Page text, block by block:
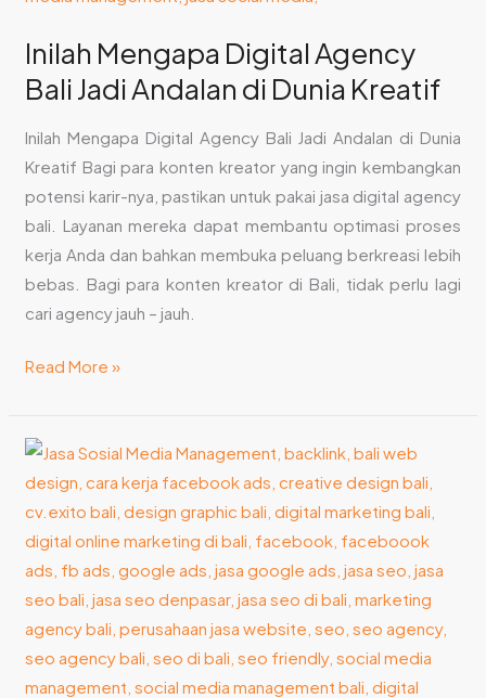
Inilah Mengapa Digital Agency
Bali Jadi Andalan di Dunia Kreatif
Inilah Mengapa Digital Agency Bali Jadi Andalan di Dunia
Kreatif Bagi para konten kreator yang ingin kembangkan
potensi karir-nya, pastikan untuk pakai jasa digital agency
bali. Layanan mereka dapat membantu optimasi proses
kerja Anda dan bahkan membuka peluang berkreasi lebih
bebas. Bagi para konten kreator di Bali, tidak perlu lagi
cari agency jauh – jauh.
Read More »
7
Kesalahan
Umum
Saat
Memilih
Digital
Agency
Bali:
Jangan